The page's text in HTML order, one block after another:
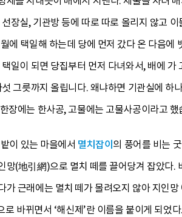
장실, 기관방 등에 따로 따로 올리지 않고
에 택일해 하는데 당에 먼저 갔다 온 다음에
일이 되면 당집부터 먼저 다녀와서, 배에
그릇까지 올립니다. 왜냐하면 기관실에
장에는 한사공, 고물에는 고물사공이라고
이 있는 마을에서 멸치잡이의 풍어를 비는
망(地引網)으로 멸치 떼를 끌어당겨 잡았다
근래에는 멸치 떼가 몰려오지 않아 지인
로 바뀌면서 ‘해신제’란 이름을 붙이게 되었다.